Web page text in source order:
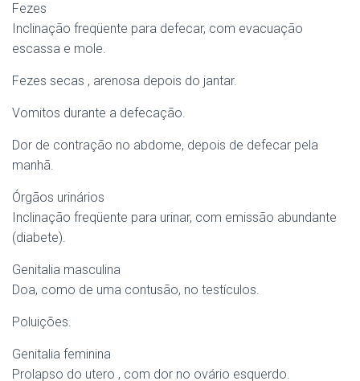
Fezes
Inclinação freqüente para defecar, com evacuação
escassa e mole.
Fezes secas , arenosa depois do jantar.
Vomitos durante a defecação.
Dor de contração no abdome, depois de defecar pela
manhã.
Órgãos urinários
Inclinação freqüente para urinar, com emissão abundante
(diabete).
Genitalia masculina
Doa, como de uma contusão, no testículos.
Poluições.
Genitalia feminina
Prolapso do utero , com dor no ovário esquerdo.